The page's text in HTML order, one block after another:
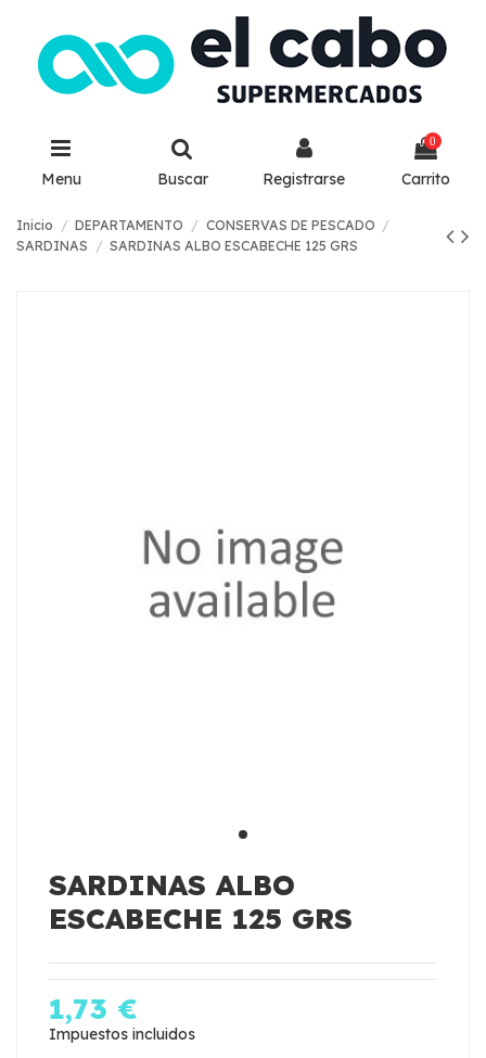
Menu Buscar Registrarse
0
Carrito
Inicio DEPARTAMENTO
CONSERVAS DE PESCADO
SARDINAS
SARDINAS ALBO ESCABECHE 125 GRS
SARDINAS ALBO
ESCABECHE 125 GRS
1,73 €
Impuestos incluidos